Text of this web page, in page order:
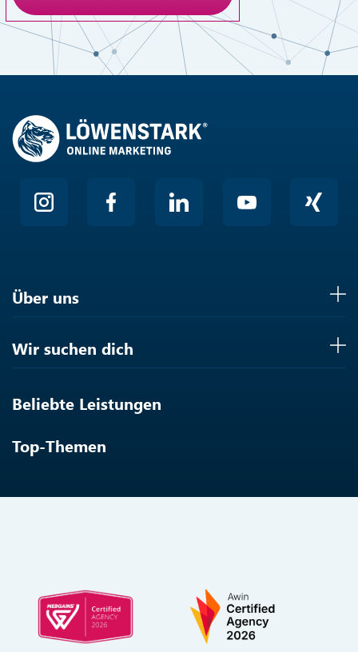
Anti-Roboter-Verifizierung
Hier klicken
Über uns
Wir suchen dich
Beliebte Leistungen
Top-Themen